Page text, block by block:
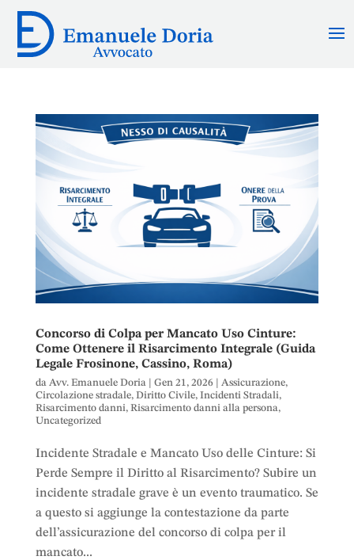
Concorso di Colpa per Mancato Uso Cinture:
Come Ottenere il Risarcimento Integrale (Guida
Legale Frosinone, Cassino, Roma)
da Avv. Emanuele Doria| Gen 21, 2026 Assicurazione,
Circolazione stradale, Diritto Civile, Incidenti Stradali,
Risarcimento danni, Risarcimento danni alla persona,
Uncategorized
Incidente Stradale e Mancato Uso delle Cinture: Si
Perde Sempre il Diritto al Risarcimento? Subire un
incidente stradale grave è un evento traumatico. Se
a questo si aggiunge la contestazione da parte
dell’assicurazione del concorso di colpa per il
mancato...